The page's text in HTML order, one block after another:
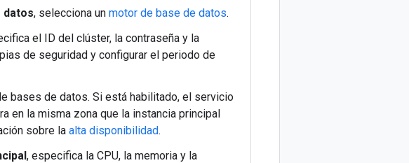
datos, selecciona un motor de base de datos.
el ID del clúster, la contraseña y la
de seguridad y configurar el periodo de
bases de datos. Si está habilitado, el servicio
en la misma zona que la instancia principal
sobre la alta disponibilidad.
, especifica la CPU, la memoria y la